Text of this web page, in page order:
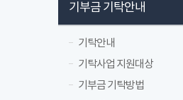
기부금 기탁안내
기탁안내
기탁사업 지원대상
기부금 기탁방법